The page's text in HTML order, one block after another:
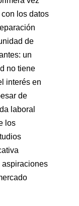
los datos
de
un
no tiene
interés en
de
laboral
los
aspiraciones